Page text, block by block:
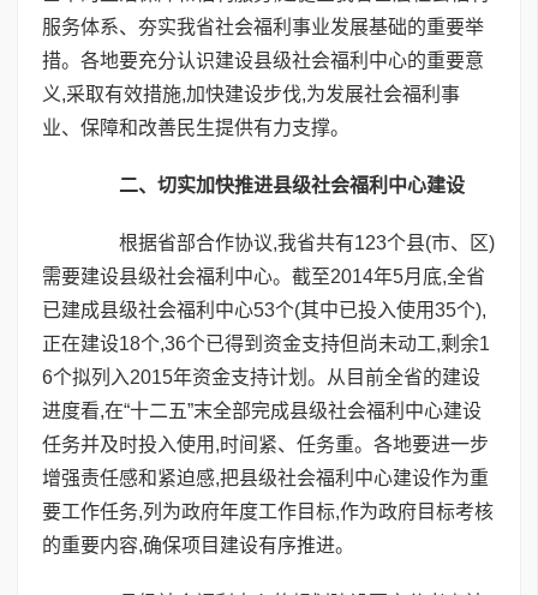
服务体系、夯实我省社会福利事业发展基础的重要举
措。各地要充分认识建设县级社会福利中心的重要意
义,采取有效措施,加快建设步伐,为发展社会福利事
业、保障和改善民生提供有力支撑。
二、切实加快推进县级社会福利中心建设
根据省部合作协议,我省共有123个县(市、区)
需要建设县级社会福利中心。截至2014年5月底,全省
已建成县级社会福利中心53个(其中已投入使用35个),
正在建设18个,36个已得到资金支持但尚未动工,剩余1
6个拟列入2015年资金支持计划。从目前全省的建设
进度看,在“十二五”末全部完成县级社会福利中心建设
任务并及时投入使用,时间紧、任务重。各地要进一步
增强责任感和紧迫感,把县级社会福利中心建设作为重
要工作任务,列为政府年度工作目标,作为政府目标考核
的重要内容,确保项目建设有序推进。